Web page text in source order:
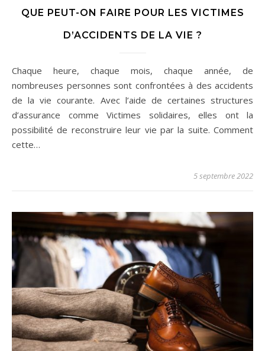
QUE PEUT-ON FAIRE POUR LES VICTIMES
D’ACCIDENTS DE LA VIE ?
Chaque heure, chaque mois, chaque année, de
nombreuses personnes sont confrontées à des accidents
de la vie courante. Avec l’aide de certaines structures
d’assurance comme Victimes solidaires, elles ont la
possibilité de reconstruire leur vie par la suite. Comment
cette…
5 septembre 2022